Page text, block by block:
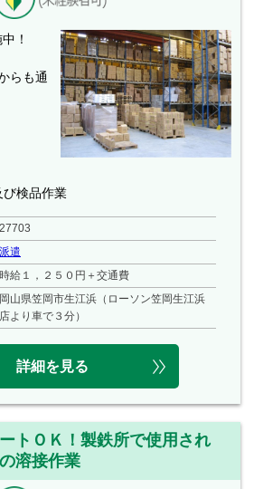
！
らも通
び検品作業
27703
派遣
時給１，２５０円＋交通費
岡山県笠岡市生江浜（ローソン笠岡生江浜
店より車で３分）
詳細を見る
トＯＫ！製鉄所で使用され
溶接作業